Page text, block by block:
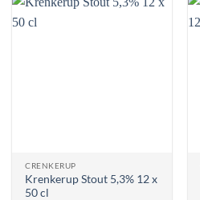
CRENKERUP
Krenkerup Stout 5,3% 12 x
50 cl